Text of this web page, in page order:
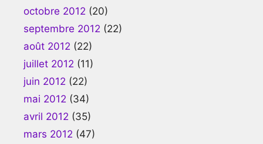
octobre 2012 (20)
septembre 2012 (22)
août 2012 (22)
juillet 2012 (11)
juin 2012 (22)
mai 2012 (34)
avril 2012 (35)
mars 2012 (47)